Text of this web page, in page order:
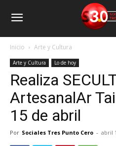
Inicio Arte y Cultura
Arte y Cultura Lo de hoy
Realiza
ArtesanalAr
15 de abril
Por Sociales Tres Punto Cero - abril